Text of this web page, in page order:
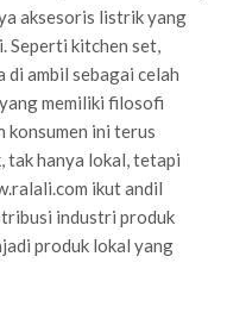
aksesoris listrik yang
Seperti kitchen set,
ambil sebagai celah
memiliki filosofi
konsumen ini terus
tak hanya lokal, tetapi
ikut andil
industri produk
produk lokal yang